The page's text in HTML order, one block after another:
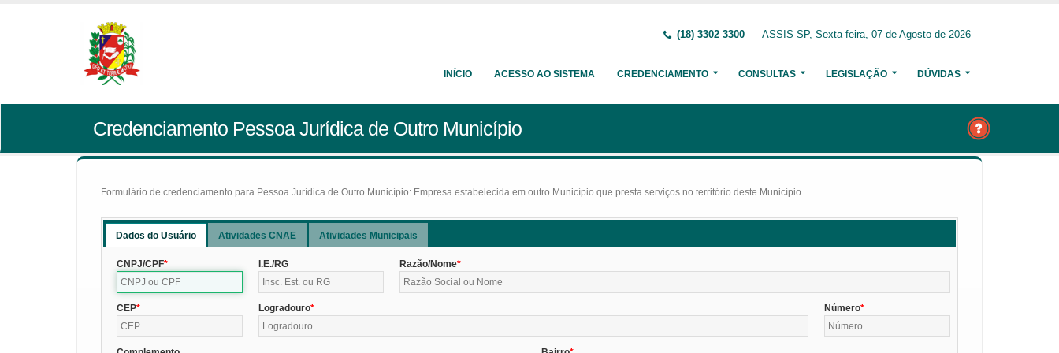
(18) 3302 3300 ASSIS-SP, Sexta-feira, 07 de Agosto de 2026
INÍCIO ACESSO AO SISTEMA CREDENCIAMENTO CONSULTAS LEGISLAÇÃO DÚVIDAS
Credenciamento Pessoa Jurídica de Outro Município
Formulário de credenciamento para Pessoa Jurídica de Outro Município: Empresa estabelecida em outro Município que presta serviços no território deste Município
Dados do Usuário Atividades CNAE Atividades Municipais
CNPJ/CPF I.E./RG Razão/Nome
CEP Logradouro Número